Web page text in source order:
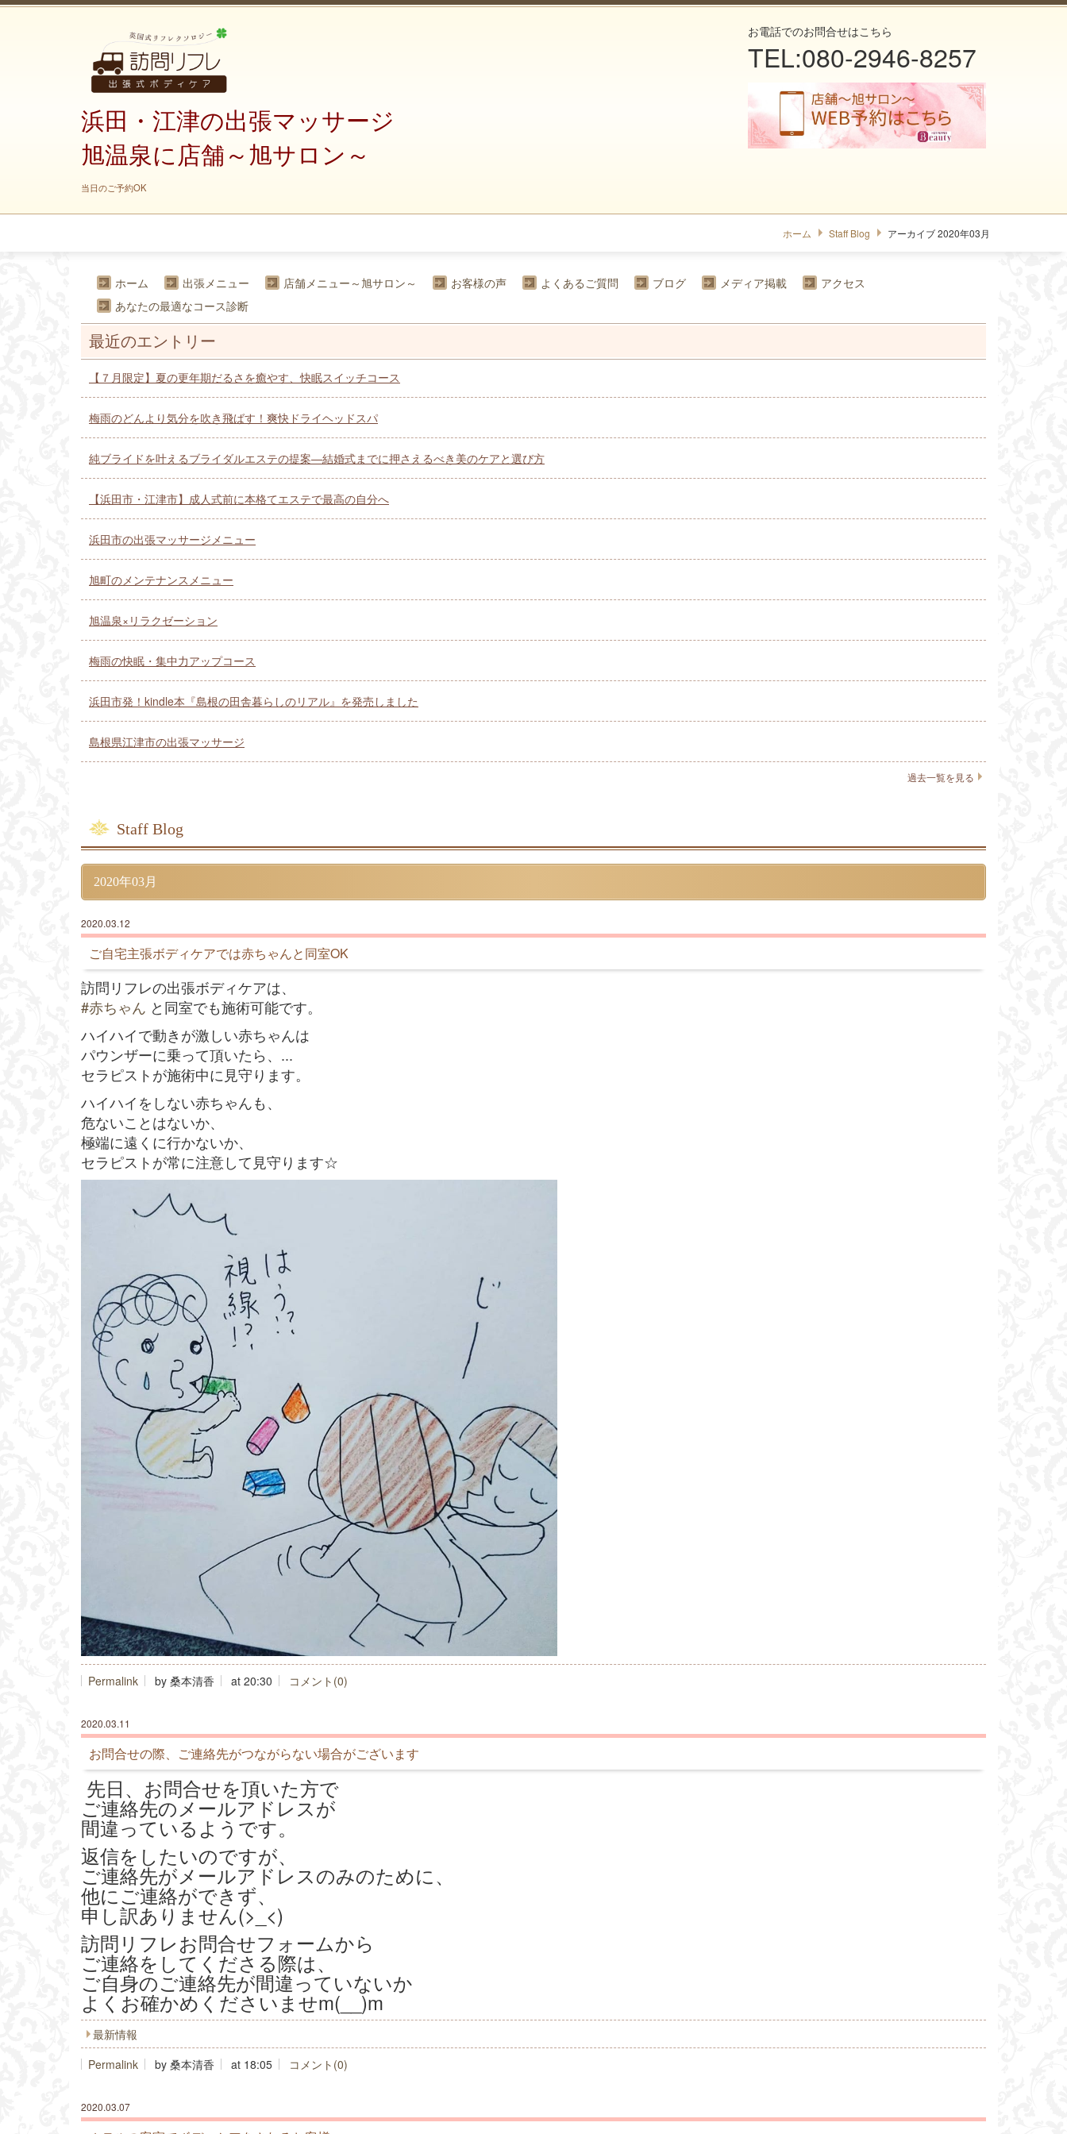
浜田・江津の出張マッサージ
旭温泉に店舗～旭サロン～
当日のご予約OK
お電話でのお問合せはこちら
TEL:080-2946-8257
ホーム Staff Blog アーカイブ 2020年03月
ホーム 出張メニュー 店舗メニュー～旭サロン～ お客様の声 よくあるご質問 ブログ メディア掲載
アクセス
あなたの最適なコース診断
最近のエントリー
【７月限定】夏の更年期だるさを癒やす、快眠スイッチコース
梅雨のどんより気分を吹き飛ばす！爽快ドライヘッドスパ
純ブライドを叶えるブライダルエステの提案—結婚式までに押さえるべき美のケアと選び方
【浜田市・江津市】成人式前に本格てエステで最高の自分へ
浜田市の出張マッサージメニュー
旭町のメンテナンスメニュー
旭温泉×リラクゼーション
梅雨の快眠・集中力アップコース
浜田市発！kindle本『島根の田舎暮らしのリアル』を発売しました
島根県江津市の出張マッサージ
過去一覧を見る
Staff Blog
2020年03月
2020.03.12
ご自宅主張ボディケアでは赤ちゃんと同室OK
訪問リフレの出張ボディケアは、
#赤ちゃん と同室でも施術可能です。
ハイハイで動きが激しい赤ちゃんは
パウンザーに乗って頂いたら、 ...
セラピストが施術中に見守ります。
ハイハイをしない赤ちゃんも、
危ないことはないか、
極端に遠くに行かないか、
セラピストが常に注意して見守ります☆
Permalink by 桑本清香 at 20:30 コメント(0)
2020.03.11
お問合せの際、ご連絡先がつながらない場合がございます
先日、お問合せを頂いた方で
ご連絡先のメールアドレスが
間違っているようです。
返信をしたいのですが、
ご連絡先がメールアドレスのみのために、
他にご連絡ができず、
申し訳ありません(>_<)
訪問リフレお問合せフォームから
ご連絡をしてくださる際は、
ご自身のご連絡先が間違っていないか
よくお確かめくださいませm(__)m
最新情報
Permalink
by 桑本清香 at 18:05 コメント(0)
2020.03.07